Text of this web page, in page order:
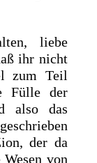
liebe
ihr nicht
zum Teil
Fülle der
also das
der da
von